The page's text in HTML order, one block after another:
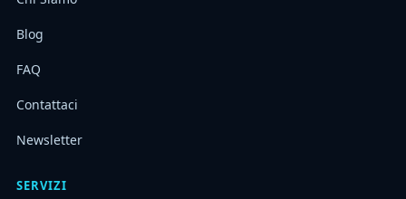
Blog
FAQ
Contattaci
Newsletter
SERVIZI